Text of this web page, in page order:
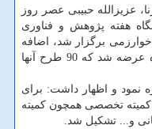
عزیزالله حبیبی عصر روز
هفته پژوهش و فناوری
خوارزمی برگزار شد، اضافه
كرد: 400 طرح فناورانه به این نمایشگاه عرضه شد كه 90 طرح آنها
نمود و اظهار داشت: برای
هر چه بهتر برگزار شدن این نمایشگاه 7 كمیته تخصصی همچون كمیته
و... تشكیل شد.